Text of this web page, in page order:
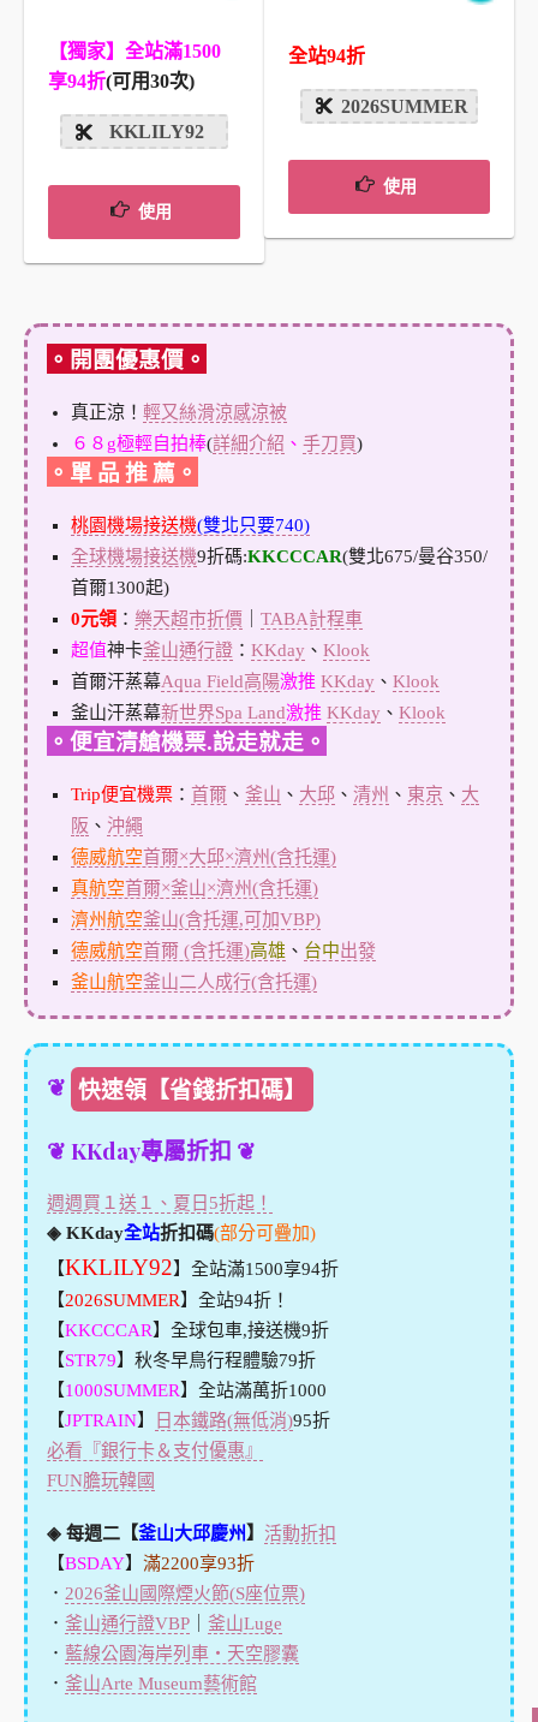
【獨家】全站滿1500
享94折(可用30次)
KKLILY92
使用
全站94折
2026SUMMER
使用
。開團優惠價。
真正涼！ 輕又絲滑涼感涼被
６８g極輕自拍棒(詳細介紹 、 手刀買)
。單 品 推 薦。
桃園機場接送機(雙北只要740)
全球機場接送機9折碼:KKCCCAR(雙北675/曼谷350/
首爾1300起)
0元領： 樂天超市折價
TABA計程車
超值神卡釜山通行證： KKday 、 Klook
首爾汗蒸幕Aqua Field高陽激推 KKday 、 Klook
釜山汗蒸幕新世界Spa Land激推 KKday 、 Klook
。便宜清艙機票.說走就走。
Trip便宜機票： 首爾 、 釜山 、 大邱 、 清州 、 東京 、 大
阪 、 沖繩
德威航空首爾×大邱×濟州(含托運)
真航空首爾×釜山×濟州(含托運)
濟州航空釜山(含托運,可加VBP)
德威航空首爾 (含托運)高雄 、 台中出發
釜山航空釜山二人成行(含托運)
❦ 快速領【省錢折扣碼】
❦ KKday專屬折扣 ❦
週週買１送１、夏日5折起！
◈ KKday全站折扣碼(部分可疊加)
【KKLILY92】全站滿1500享94折
【2026SUMMER】全站94折！
【KKCCCAR】全球包車,接送機9折
【STR79】秋冬早鳥行程體驗79折
【1000SUMMER】全站滿萬折1000
【JPTRAIN】 日本鐵路(無低消)95折
必看『銀行卡＆支付優惠』
FUN膽玩韓國
◈ 每週二【釜山大邱慶州 】 活動折扣
【BSDAY】 滿2200享93折
． 2026釜山國際煙火節(S座位票)
． 釜山通行證VBP｜ 釜山Luge
． 藍線公園海岸列車・天空膠囊
． 釜山Arte Museum藝術館